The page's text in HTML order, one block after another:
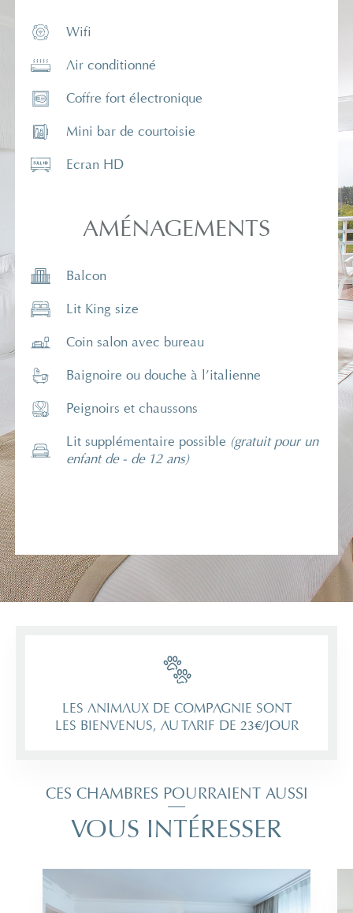
Wifi
Air conditionné
Coffre fort électronique
Mini bar de courtoisie
Ecran HD
AMÉNAGEMENTS
Balcon
Lit King size
Coin salon avec bureau
Baignoire ou douche à l’italienne
Peignoirs et chaussons
Lit supplémentaire possible (gratuit pour un
enfant de - de 12 ans)
LES ANIMAUX DE COMPAGNIE SONT
LES BIENVENUS, AU TARIF DE 23€/JOUR
CES CHAMBRES POURRAIENT AUSSI
VOUS INTÉRESSER